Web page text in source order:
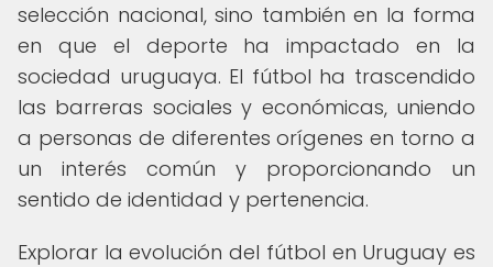
selección nacional, sino también en la forma
en que el deporte ha impactado en la
sociedad uruguaya. El fútbol ha trascendido
las barreras sociales y económicas, uniendo
a personas de diferentes orígenes en torno a
un interés común y proporcionando un
sentido de identidad y pertenencia.
Explorar la evolución del fútbol en Uruguay es